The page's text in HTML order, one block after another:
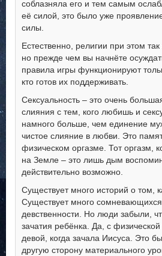
соблазняла его и тем самым
её силой, это было уже
силы.
Естественно, религии при этом так
но прежде чем вы начнёте
правила игры функционируют
кто готов их поддерживать.
Сексуальность – это очень
слияния с тем, кого любишь и
намного больше, чем единение
чистое слияние в любви. Это
физическом оргазме. Тот оргазм,
на Земле – это лишь дым
действительно возможно.
Существует много историй о том,
Существует много
девственности. Но люди забыли,
зачатия ребёнка. Да, с
девой, когда зачала Иисуса. Это
другую сторону материального